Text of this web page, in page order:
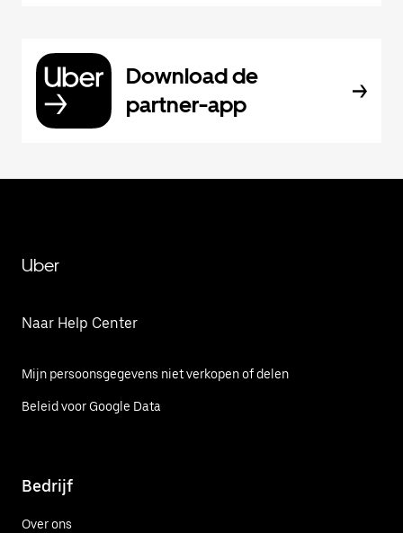
Download de
partner-app
Uber
Naar Help Center
Mijn persoonsgegevens niet verkopen of delen
Beleid voor Google Data
Bedrijf
Over ons